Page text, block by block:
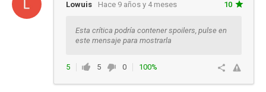
Lowuis Hace 9 años y 4 meses 10
Esta crítica podría contener spoilers, pulse en
este mensaje para mostrarla
5 5 0
100%